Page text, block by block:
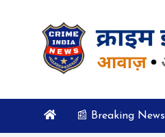
📰 Breaking News